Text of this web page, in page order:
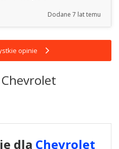
Dodane 7 lat temu
opinie
Chevrolet
dla Chevrolet